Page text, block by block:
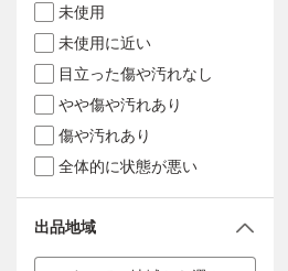
未使用
未使用に近い
目立った傷や汚れなし
やや傷や汚れあり
傷や汚れあり
全体的に状態が悪い
出品地域